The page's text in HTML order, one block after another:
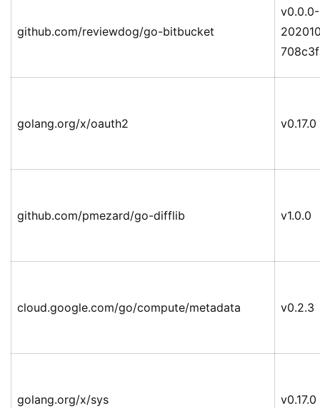
github.com/reviewdog/go-bitbucket
v0.0.0-
golang.org/x/oauth2 v0.17.0
github.com/pmezard/go-difflib v1.0.0
cloud.google.com/go/compute/metadata v0.2.3
golang.org/x/sys v0.17.0